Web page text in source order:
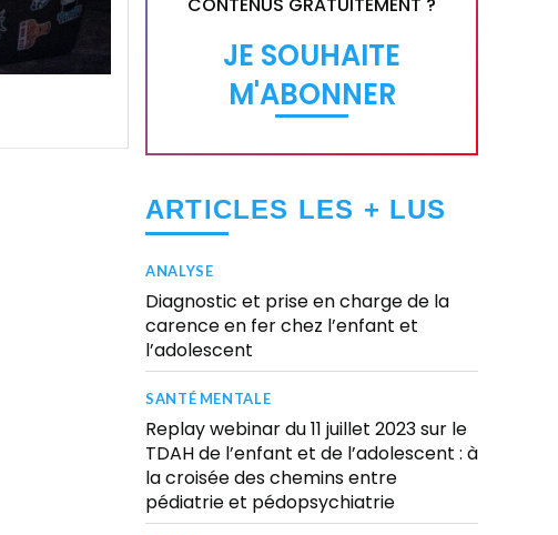
CONTENUS GRATUITEMENT ?
JE SOUHAITE
M'ABONNER
ARTICLES LES + LUS
ANALYSE
Diagnostic et prise en charge de la
carence en fer chez l’enfant et
l’adolescent
SANTÉ MENTALE
Replay webinar du 11 juillet 2023 sur le
TDAH de l’enfant et de l’adolescent : à
la croisée des chemins entre
pédiatrie et pédopsychiatrie